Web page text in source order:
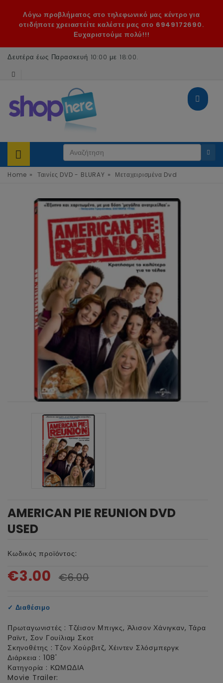
Λόγω προβλήματος στο τηλεφωνικό μας κέντρο για
οτιδήποτε χρειαστείτε καλέστε μας στο 6949172690.
Ευχαριστούμε πολύ!!!
Δευτέρα έως Παρασκευή 10:00 με 18:00.
Home » Ταινίες DVD - BLURAY » Μεταχειρισμένα Dvd
AMERICAN PIE REUNION DVD
USED
Κωδικός προϊόντος:
€3.00 €6.00
✓ Διαθέσιμο
Πρωταγωνιστές : Τζέισον Μπιγκς, Άλισον Χάνιγκαν, Τάρα
Ραϊντ, Σον Γουίλιαμ Σκοτ
Σκηνοθέτης : Τζον Χούρβιτζ, Χέιντεν Σλόσμπεργκ
Διάρκεια : 108'
Κατηγορία : ΚΩΜΩΔΙΑ
Movie Trailer: